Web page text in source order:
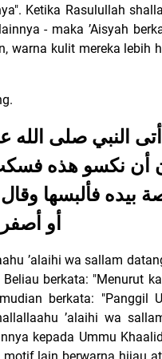
Ketika Rasulullah
- maka ’Aisyah
warna kulit mereka lebih
النبي صلى الله
نكسو هذه فسكت
بيده فألبسها
أو أصفر
’alaihi wa sallam
Beliau berkata: "Menurut
berkata: "Panggil
’alaihi wa
kepada Ummu